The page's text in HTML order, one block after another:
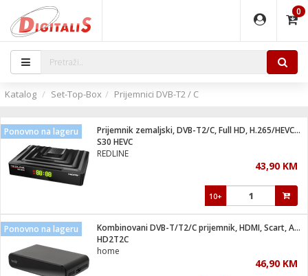
0
...
pribor
/ G4
svjetla
grla
- Analogija
- IP
IP kamere
Katalog Set-Top-Box Prijemnici DVB-T2 / C
Ponovno na lageru
Prijemnik zemaljski, DVB-T2/C, Full HD, H.265/HEVC, WiFi
S30 HEVC
REDLINE
43,90 KM
10+
Ponovno na lageru
Kombinovani DVB-T/T2/C prijemnik, HDMI, Scart, AUX, USB
HD2T2C
home
46,90 KM